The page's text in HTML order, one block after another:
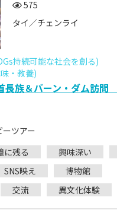
575
タイ／チェンライ
持続可能な社会を創る)
・教養)
族＆バーン・ダム訪問
ツアー
に残る 興味深い
SNS映え
博物館
交流 異文化体験